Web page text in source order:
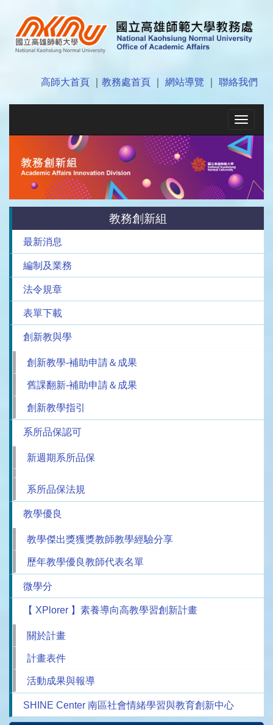
高師大首頁 教務處首頁 網站導覽 聯絡我們
Toggle
教務創新組
最新消息
編制及業務
法令規章
表單下載
創新教與學
創新教學-補助申請＆成果
舊課翻新-補助申請＆成果
創新教學指引
系所品保認可
新週期系所品保
系所品保法規
教學優良
教學傑出獎獲獎教師教學經驗分享
歷年教學優良教師代表名單
微學分
【 XPlorer 】素養導向高教學習創新計畫
關於計畫
計畫表件
活動成果與報導
SHINE Center 南區社會情緒學習與教育創新中心